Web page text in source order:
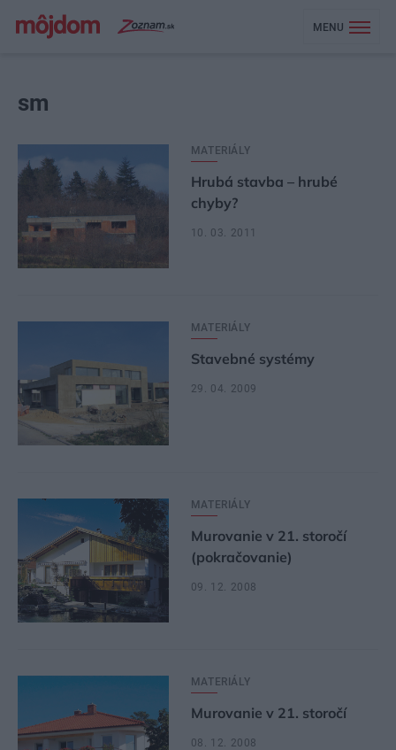
MENU
sm
MATERIÁLY
Hrubá stavba – hrubé
chyby?
10. 03. 2011
MATERIÁLY
Stavebné systémy
29. 04. 2009
MATERIÁLY
Murovanie v 21. storočí
(pokračovanie)
09. 12. 2008
MATERIÁLY
Murovanie v 21. storočí
08. 12. 2008